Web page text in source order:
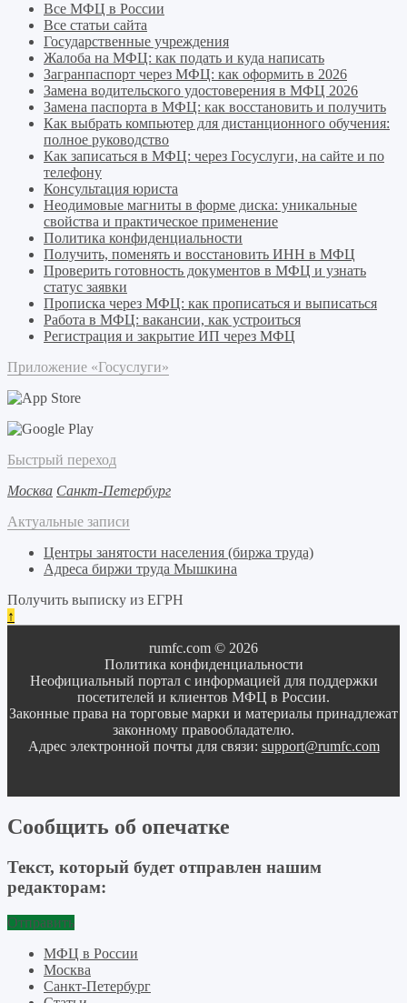
Все МФЦ в России
Все статьи сайта
Государственные учреждения
Жалоба на МФЦ: как подать и куда написать
Загранпаспорт через МФЦ: как оформить в 2026
Замена водительского удостоверения в МФЦ 2026
Замена паспорта в МФЦ: как восстановить и получить
Как выбрать компьютер для дистанционного обучения:
полное руководство
Как записаться в МФЦ: через Госуслуги, на сайте и по
телефону
Консультация юриста
Неодимовые магниты в форме диска: уникальные
свойства и практическое применение
Политика конфиденциальности
Получить, поменять и восстановить ИНН в МФЦ
Проверить готовность документов в МФЦ и узнать
статус заявки
Прописка через МФЦ: как прописаться и выписаться
Работа в МФЦ: вакансии, как устроиться
Регистрация и закрытие ИП через МФЦ
Приложение «Госуслуги»
Быстрый переход
Москва Санкт-Петербург
Актуальные записи
Центры занятости населения (биржа труда)
Адреса биржи труда Мышкина
Получить выписку из ЕГРН
↑
rumfc.com © 2026
Политика конфиденциальности
Неофициальный портал с информацией для поддержки
посетителей и клиентов МФЦ в России.
Законные права на торговые марки и материалы принадлежат
законному правообладателю.
Адрес электронной почты для связи: support@rumfc.com
Сообщить об опечатке
Текст, который будет отправлен нашим
редакторам:
Отправить
МФЦ в России
Москва
Санкт-Петербург